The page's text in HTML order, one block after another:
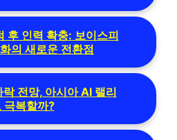
후 인력 확충: 보이스피
의 새로운 전환점
락 전망, 아시아 AI 랠리
극복할까?